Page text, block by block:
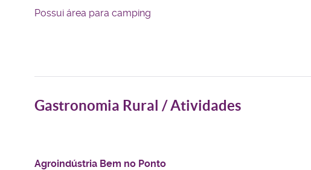
Possui área para camping
Gastronomia Rural / Atividades
Agroindústria Bem no Ponto